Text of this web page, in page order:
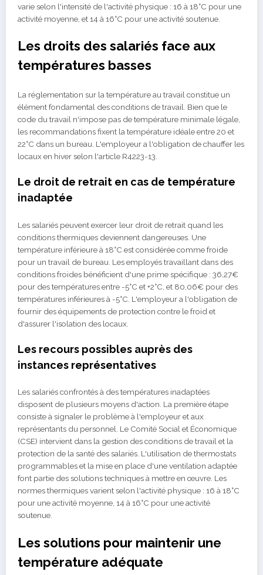
varie selon l'intensité de l'activité physique : 16 à 18°C pour une
activité moyenne, et 14 à 16°C pour une activité soutenue.
Les droits des salariés face aux
températures basses
La réglementation sur la température au travail constitue un
élément fondamental des conditions de travail. Bien que le
code du travail n'impose pas de température minimale légale,
les recommandations fixent la température idéale entre 20 et
22°C dans un bureau. L'employeur a l'obligation de chauffer les
locaux en hiver selon l'article R4223-13.
Le droit de retrait en cas de température
inadaptée
Les salariés peuvent exercer leur droit de retrait quand les
conditions thermiques deviennent dangereuses. Une
température inférieure à 18°C est considérée comme froide
pour un travail de bureau. Les employés travaillant dans des
conditions froides bénéficient d'une prime spécifique : 36,27€
pour des températures entre -5°C et +2°C, et 80,06€ pour des
températures inférieures à -5°C. L'employeur a l'obligation de
fournir des équipements de protection contre le froid et
d'assurer l'isolation des locaux.
Les recours possibles auprès des
instances représentatives
Les salariés confrontés à des températures inadaptées
disposent de plusieurs moyens d'action. La première étape
consiste à signaler le problème à l'employeur et aux
représentants du personnel. Le Comité Social et Économique
(CSE) intervient dans la gestion des conditions de travail et la
protection de la santé des salariés. L'utilisation de thermostats
programmables et la mise en place d'une ventilation adaptée
font partie des solutions techniques à mettre en œuvre. Les
normes thermiques varient selon l'activité physique : 16 à 18°C
pour une activité moyenne, 14 à 16°C pour une activité
soutenue.
Les solutions pour maintenir une
température adéquate